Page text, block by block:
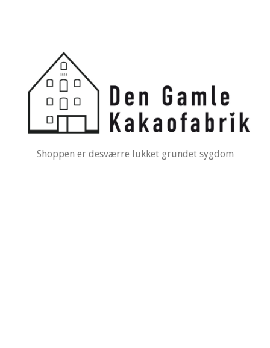
Shoppen er desværre lukket grundet sygdom